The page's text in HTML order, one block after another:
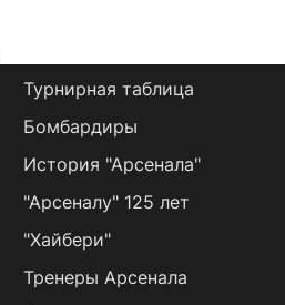
Турнирная таблица
Бомбардиры
История "Арсенала"
"Арсеналу" 125 лет
"Хайбери"
Тренеры Арсенала